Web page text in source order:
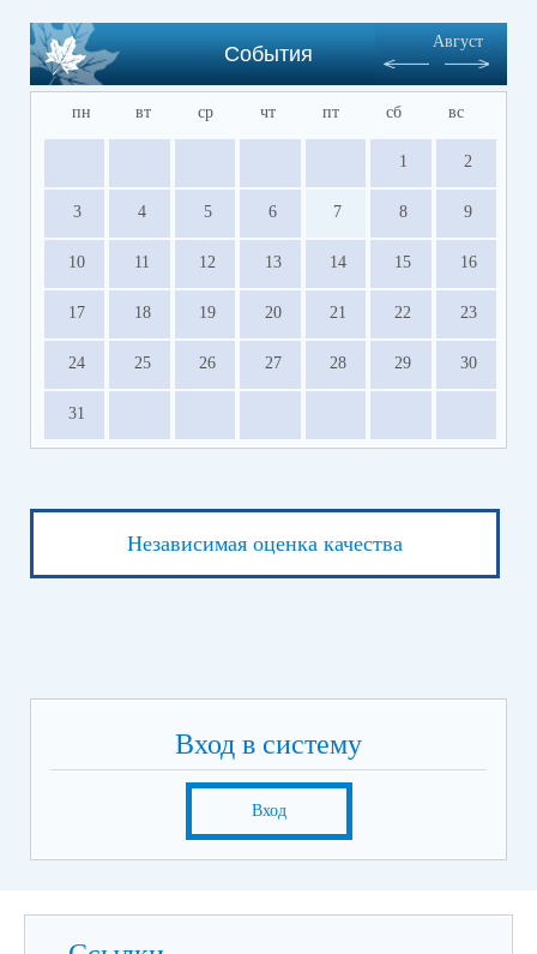
События
Август
пн вт ср чт пт сб вс
1 2
3 4 5 6 7 8 9
10 11 12 13 14 15 16
17 18 19 20 21 22 23
24 25 26 27 28 29 30
31
Независимая оценка качества
Вход в систему
Вход